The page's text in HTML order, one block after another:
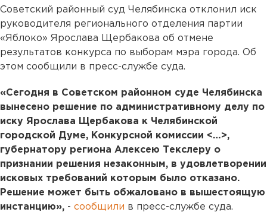
Советский районный суд Челябинска отклонил иск
руководителя регионального отделения партии
«Яблоко» Ярослава Щербакова об отмене
результатов конкурса по выборам мэра города. Об
этом сообщили в пресс-службе суда.
«Сегодня в Советском районном суде Челябинска
вынесено решение по административному делу по
иску Ярослава Щербакова к Челябинской
городской Думе, Конкурсной комиссии <…>,
губернатору региона Алексею Текслеру о
признании решения незаконным, в удовлетворении
исковых требований которым было отказано.
Решение может быть обжаловано в вышестоящую
инстанцию», - сообщили в пресс-службе суда.